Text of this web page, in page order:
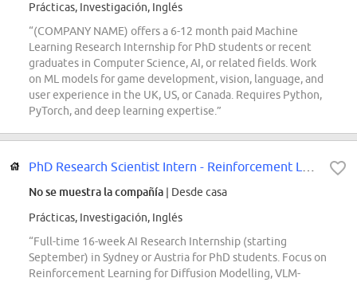
Prácticas, Investigación, Inglés
“(COMPANY NAME) offers a 6-12 month paid Machine
Learning Research Internship for PhD students or recent
graduates in Computer Science, AI, or related fields. Work
on ML models for game development, vision, language, and
user experience in the UK, US, or Canada. Requires Python,
PyTorch, and deep learning expertise.”
No se muestra la compañía | Desde casa
Prácticas, Investigación, Inglés
“Full-time 16-week AI Research Internship (starting
September) in Sydney or Austria for PhD students. Focus on
Reinforcement Learning for Diffusion Modelling, VLM-